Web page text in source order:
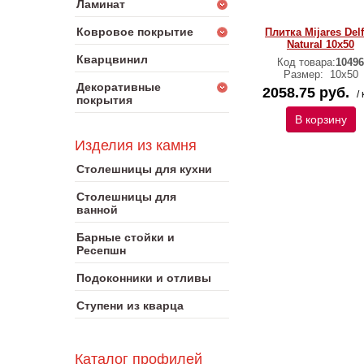
Ламинат
Ковровое покрытие
Кварцвинил
Декоративные
покрытия
Изделия из камня
Столешницы для кухни
Столешницы для
ванной
Барные стойки и
Ресепшн
Подоконники и отливы
Ступени из кварца
Каталог профилей
Плитка Mijares
Natural 10х50
Код товара:10496
Размер:
10х50
2058.75 руб. /
В корзину